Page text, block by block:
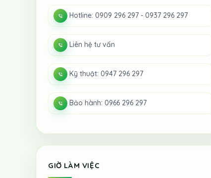
Hotline: 0909 296 297 - 0937 296 297
Liên hệ tư vấn
Kỹ thuật: 0947 296 297
Bảo hành: 0966 296 297
GIỜ LÀM VIỆC